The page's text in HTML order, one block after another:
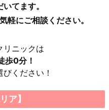
てます。
軽にご相談ください。
リニックは
歩0分！
ください！
ア】